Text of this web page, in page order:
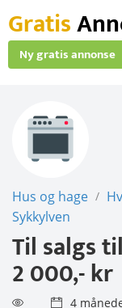
Gratis
Ny gratis annonse
Hus og hage /
Sykkylven
Til salgs
2 000,- kr
4